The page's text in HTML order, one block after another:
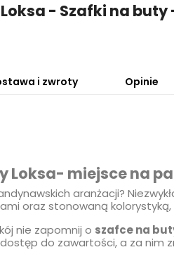
- Szafki na buty
i zwroty Opinie
Loksa- miejsce na
aranżacji?
oraz stonowaną kolorystyką,
nie zapomnij o szafce na
do zawartości, a za nim